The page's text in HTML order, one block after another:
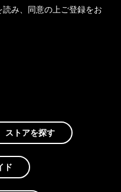
読み、同意の上ご登録をお
ストアを探す
ド